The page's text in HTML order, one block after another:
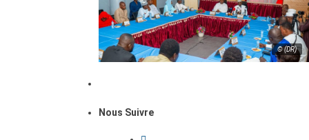
© (DR)
Nous Suivre